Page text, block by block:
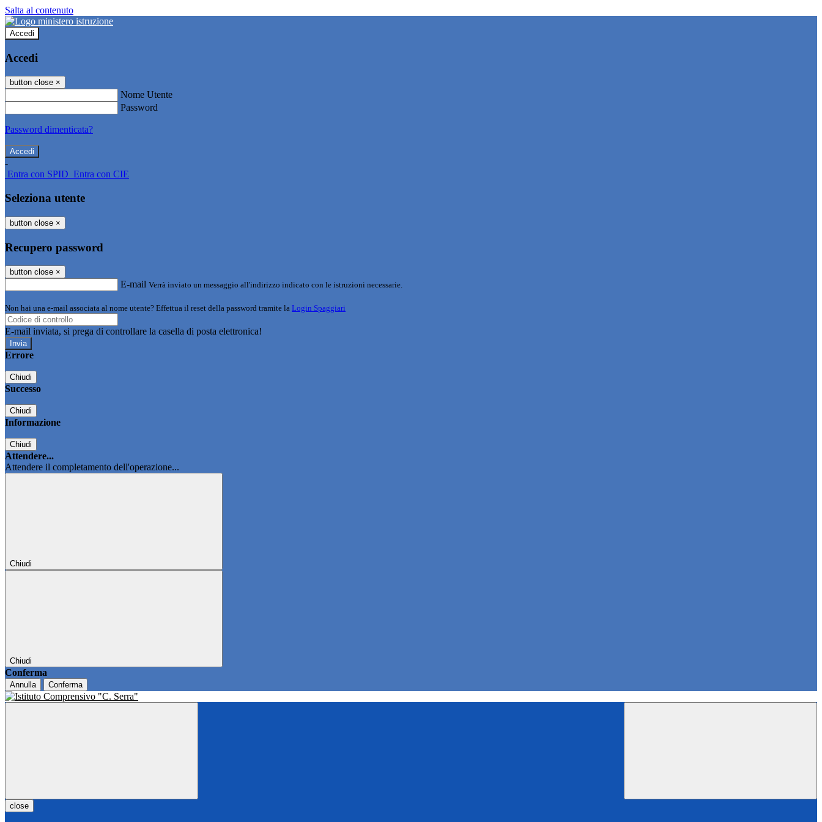
Salta al contenuto
Accedi
Accedi
button close ×
Nome Utente
Password
Password dimenticata?
-
Entra con SPID Entra con CIE
Seleziona utente
button close ×
Recupero password
button close ×
E-mail Verrà inviato un messaggio all'indirizzo indicato con le istruzioni necessarie.
Non hai una e-mail associata al nome utente? Effettua il reset della password tramite la Login Spaggiari
E-mail inviata, si prega di controllare la casella di posta elettronica!
Errore
Chiudi
Successo
Chiudi
Informazione
Chiudi
Attendere...
Attendere il completamento dell'operazione...
Chiudi
Chiudi
Conferma
Annulla Conferma
close